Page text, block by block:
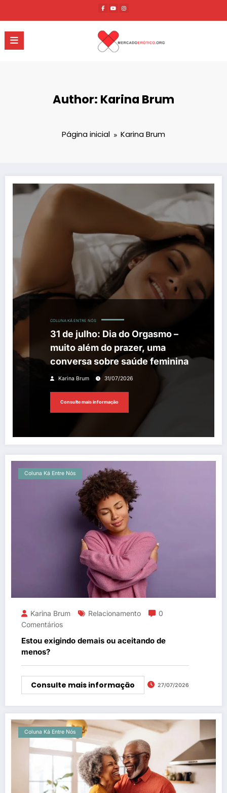
o
conteúdo
Author: Karina Brum
Página inicial Karina Brum
COLUNA KÁ ENTRE NÓS
31 de julho: Dia do Orgasmo –
muito além do prazer, uma
conversa sobre saúde feminina
Karina Brum 31/07/2026
Consulte mais informação
Coluna Ká Entre Nós
Karina Brum Relacionamento
0
Comentários
Estou exigindo demais ou aceitando de
menos?
Consulte mais informação 27/07/2026
Coluna Ká Entre Nós